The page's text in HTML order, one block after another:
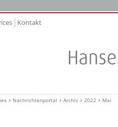
Kontakt
Nachrichtenportal Archiv 2022 Mai